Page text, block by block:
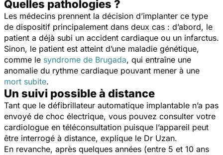
Quelles pathologies ?
Les médecins prennent la décision d’implanter ce type
de dispositif principalement dans deux cas : d’abord, le
patient a déjà subi un accident cardiaque ou un infarctus.
Sinon, le patient est atteint d’une maladie génétique,
comme le syndrome de Brugada, qui entraîne une
anomalie du rythme cardiaque pouvant mener à une
mort subite.
Un suivi possible à distance
Tant que le défibrillateur automatique implantable n’a pas
envoyé de choc électrique, vous pouvez consulter votre
cardiologue en téléconsultation puisque l’appareil peut
être interrogé à distance, explique le Dr Uzan.
En revanche, après quelques années (entre 5 et 10 ans